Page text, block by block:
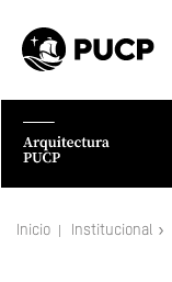
Inicio Institucional